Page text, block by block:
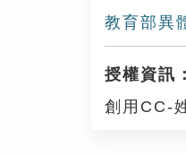
教育部異
授權資訊：
創用CC-